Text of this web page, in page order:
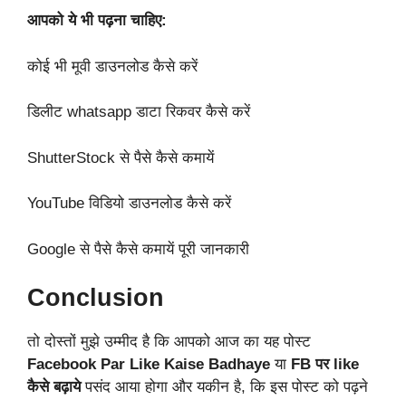
आपको ये भी पढ़ना चाहिए:
कोई भी मूवी डाउनलोड कैसे करें
डिलीट whatsapp डाटा रिकवर कैसे करें
ShutterStock से पैसे कैसे कमायें
YouTube विडियो डाउनलोड कैसे करें
Google से पैसे कैसे कमायें पूरी जानकारी
Conclusion
तो दोस्तों मुझे उम्मीद है कि आपको आज का यह पोस्ट
Facebook Par Like Kaise Badhaye या FB पर like
कैसे बढ़ायेपसंद आया होगा और यकीन है, कि इस पोस्ट को पढ़ने